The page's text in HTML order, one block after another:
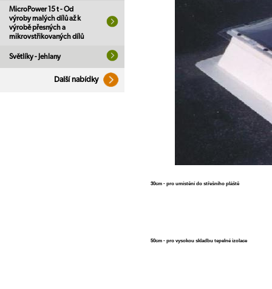
MicroPower 15 t - Od
výroby malých dílů až k
výrobě přesných a
mikrovstřikovaných dílů
Světlíky - Jehlany
Další nabídky
30cm - pro umístění do střešního pláště
50cm - pro vysokou skladbu tepelné izolace